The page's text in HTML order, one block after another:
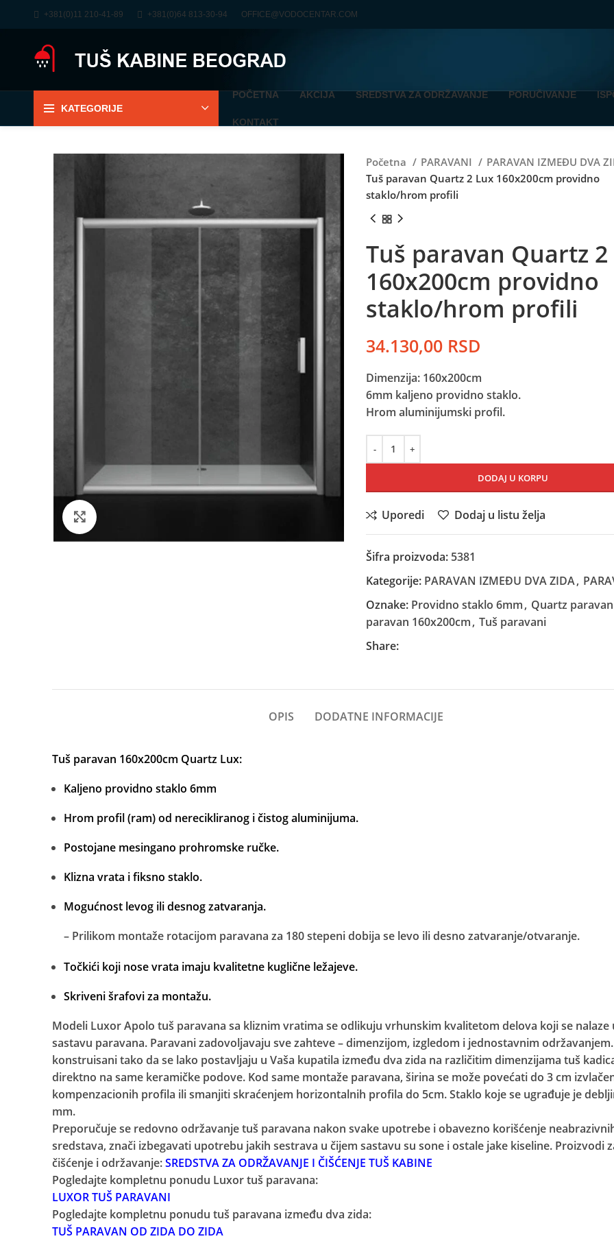
+381(0)11 210-41-89 +381(0)64 813-30-94 OFFICE@VODOCENTAR.COM
KATEGORIJE
POČETNA AKCIJA SREDSTVA ZA ODRŽAVANJE PORUČIVANJE
KONTAKT
Početna PARAVANI
PARAVAN IZMEĐU DVA
Tuš paravan Quartz 2 Lux 160x200cm providno
staklo/hrom profili
Tuš paravan Quartz 2
160x200cm providno
staklo/hrom profili
34.130,00 RSD
Dimenzija: 160x200cm
6mm kaljeno providno staklo.
Hrom aluminijumski profil.
DODAJ U KORPU
Uporedi Dodaj u listu želja
Šifra proizvoda: 5381
Kategorije: PARAVAN IZMEĐU DVA ZIDA,
Oznake: Providno staklo 6mm, Quartz
paravan 160x200cm, Tuš paravani
Share:
OPIS DODATNE INFORMACIJE
Tuš paravan 160x200cm Quartz Lux:
Kaljeno providno staklo 6mm
Hrom profil (ram) od nerecikliranog i čistog aluminijuma.
Postojane mesingano prohromske ručke.
Klizna vrata i fiksno staklo.
Mogućnost levog ili desnog zatvaranja.
– Prilikom montaže rotacijom paravana za 180 stepeni dobija se levo ili desno zatvaranje/otvaranje.
Točkići koji nose vrata imaju kvalitetne kuglične ležajeve.
Skriveni šrafovi za montažu.
Modeli Luxor Apolo tuš paravana sa kliznim vratima se odlikuju vrhunskim kvalitetom delova koji se nalaze
sastavu paravana. Paravani zadovoljavaju sve zahteve – dimenzijom, izgledom i jednostavnim
konstruisani tako da se lako postavljaju u Vaša kupatila između dva zida na različitim dimenzijama tuš
direktno na same keramičke podove. Kod same montaže paravana, širina se može povećati do 3 cm
kompenzacionih profila ili smanjiti skraćenjem horizontalnih profila do 5cm. Staklo koje se ugrađuje je
mm.
Preporučuje se redovno održavanje tuš paravana nakon svake upotrebe i obavezno korišćenje
sredstava, znači izbegavati upotrebu jakih sestrava u čijem sastavu su sone i ostale jake kiseline. Proizvodi
čišćenje i održavanje:SREDSTVA ZA ODRŽAVANJE I ČIŠĆENJE TUŠ KABINE
Pogledajte kompletnu ponudu Luxor tuš paravana:
LUXOR TUŠ PARAVANI
Pogledajte kompletnu ponudu tuš paravana između dva zida:
TUŠ PARAVAN OD ZIDA DO ZIDA